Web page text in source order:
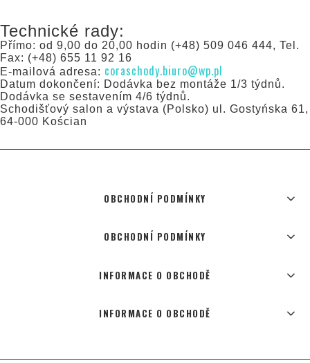
Technické rady:
Přímo: od 9,00 do 20,00 hodin (+48) 509 046 444, Tel.
Fax: (+48) 655 11 92 16
E-mailová adresa: coraschody.biuro@wp.pl
Datum dokončení: Dodávka bez montáže 1/3 týdnů.
Dodávka se sestavením 4/6 týdnů.
Schodišťový salon a výstava (Polsko) ul. Gostyńska 61,
64-000 Kościan
OBCHODNÍ PODMÍNKY
OBCHODNÍ PODMÍNKY
INFORMACE O OBCHODĚ
INFORMACE O OBCHODĚ